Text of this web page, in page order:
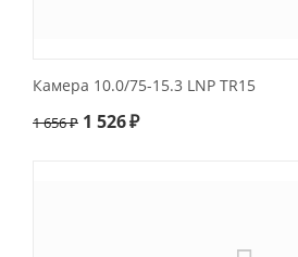
Камера 10.0/75-15.3 LNP TR15
1 656₽ 1 526₽